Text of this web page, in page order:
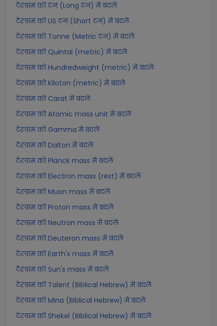
टेरग्राम को टन (Long टन) में बदलें
टेरग्राम को US टन (Short टन) में बदलें
टेरग्राम को Tonne (Metric टन) में बदलें
टेरग्राम को Quintal (metric) में बदलें
टेरग्राम को Hundredweight (metric) में बदलें
टेरग्राम को Kiloton (metric) में बदलें
टेरग्राम को Carat में बदलें
टेरग्राम को Atomic mass unit में बदलें
टेरग्राम को Gamma में बदलें
टेरग्राम को Dalton में बदलें
टेरग्राम को Planck mass में बदलें
टेरग्राम को Electron mass (rest) में बदलें
टेरग्राम को Muon mass में बदलें
टेरग्राम को Proton mass में बदलें
टेरग्राम को Neutron mass में बदलें
टेरग्राम को Deuteron mass में बदलें
टेरग्राम को Earth's mass में बदलें
टेरग्राम को Sun's mass में बदलें
टेरग्राम को Talent (Biblical Hebrew) में बदलें
टेरग्राम को Mina (Biblical Hebrew) में बदलें
टेरग्राम को Shekel (Biblical Hebrew) में बदलें